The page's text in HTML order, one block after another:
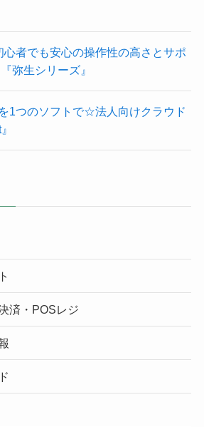
者でも安心の操作性の高さとサポ
弥生シリーズ』
1つのソフトで☆法人向けクラウド
済・POSレジ